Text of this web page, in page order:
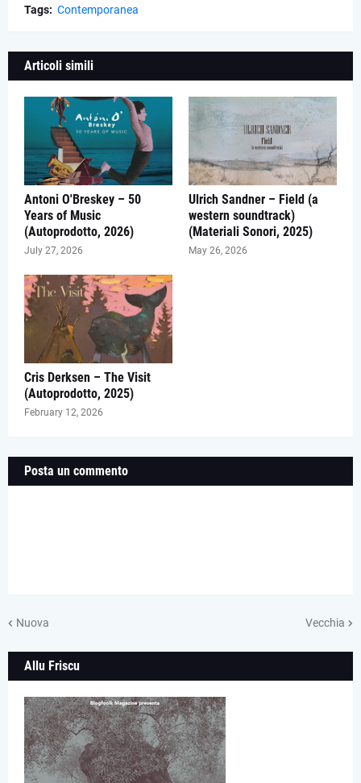
Tags: Contemporanea
Articoli simili
Antoni O'Breskey – 50
Years of Music
(Autoprodotto, 2026)
July 27, 2026
Ulrich Sandner – Field (a
western soundtrack)
(Materiali Sonori, 2025)
May 26, 2026
Cris Derksen – The Visit
(Autoprodotto, 2025)
February 12, 2026
Posta un commento
Nuova Vecchia
Allu Friscu